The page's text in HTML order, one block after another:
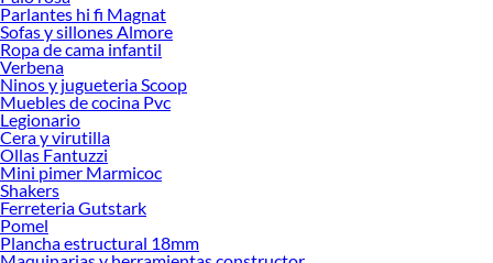
Parlantes hi fi Magnat
Sofas y sillones Almore
Ropa de cama infantil
Verbena
Ninos y jugueteria Scoop
Muebles de cocina Pvc
Legionario
Cera y virutilla
Ollas Fantuzzi
Mini pimer Marmicoc
Shakers
Ferreteria Gutstark
Pomel
Plancha estructural 18mm